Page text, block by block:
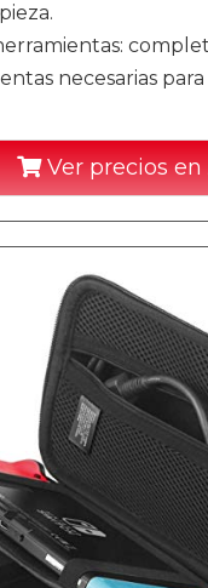
necesarias
Ver precios